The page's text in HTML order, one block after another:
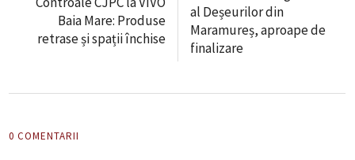
Baia Mare: Produse
retrase și spații închise
al Deșeurilor din
Maramureș, aproape de
finalizare
0 COMENTARII